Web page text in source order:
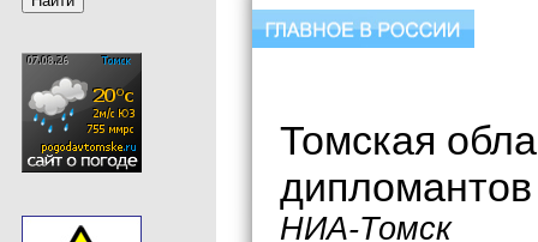
Томская
НИА-Томск